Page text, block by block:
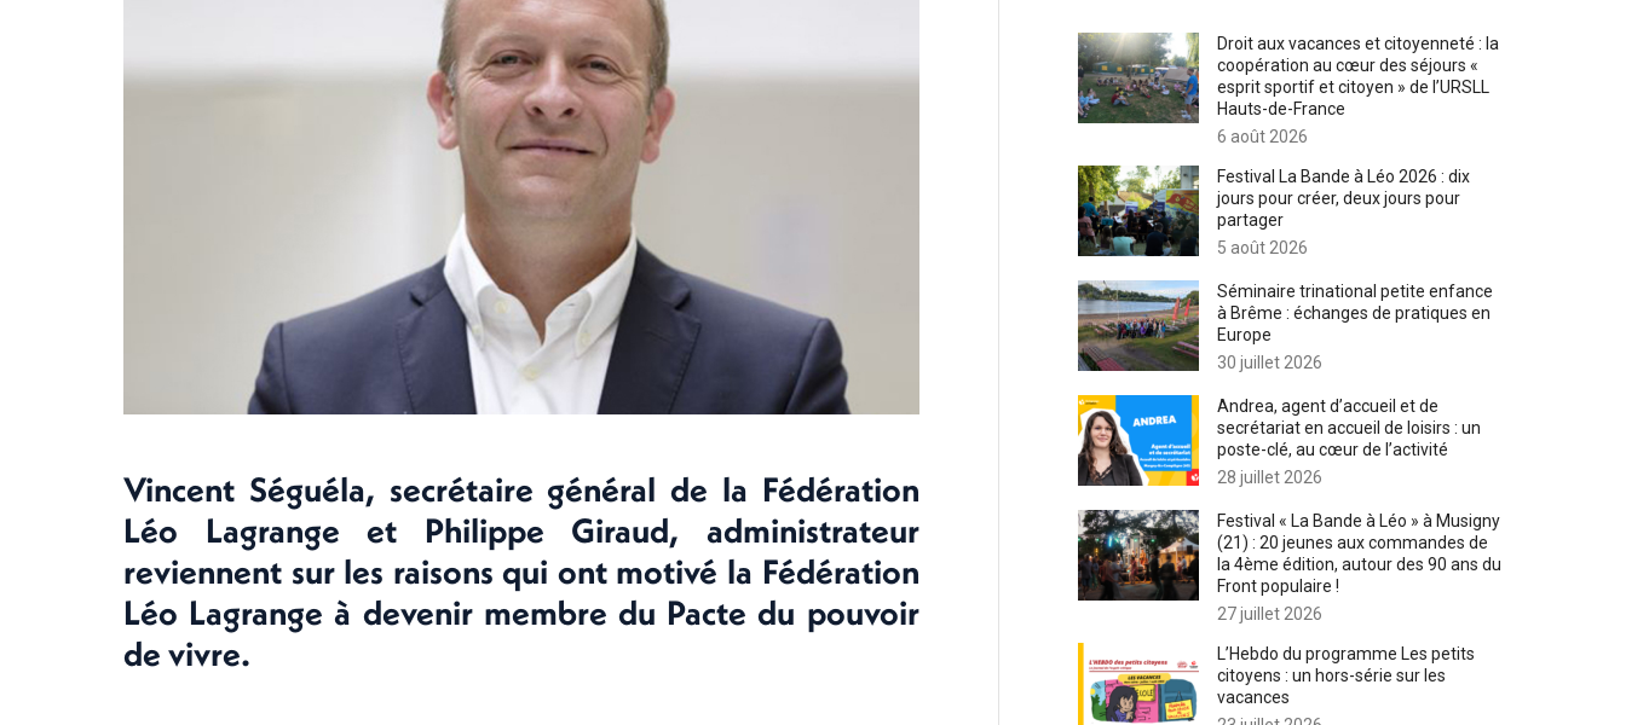
Vincent Séguéla, secrétaire général de la Fédération
Léo Lagrange et Philippe Giraud, administrateur
reviennent sur les raisons qui ont motivé la Fédération
Léo Lagrange à devenir membre du Pacte du pouvoir
de vivre.
Droit aux vacances et citoyenneté : la
coopération au cœur des séjours «
esprit sportif et citoyen » de l’URSLL
Hauts-de-France
6 août 2026
Festival La Bande à Léo 2026 : dix
jours pour créer, deux jours pour
partager
5 août 2026
Séminaire trinational petite enfance
à Brême : échanges de pratiques en
Europe
30 juillet 2026
Andrea, agent d’accueil et de
secrétariat en accueil de loisirs : un
poste-clé, au cœur de l’activité
28 juillet 2026
Festival « La Bande à Léo » à Musigny
(21) : 20 jeunes aux commandes de
la 4ème édition, autour des 90 ans du
Front populaire !
27 juillet 2026
L’Hebdo du programme Les petits
citoyens : un hors-série sur les
vacances